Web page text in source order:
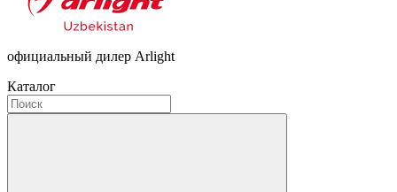
официальный дилер Arlight
Каталог